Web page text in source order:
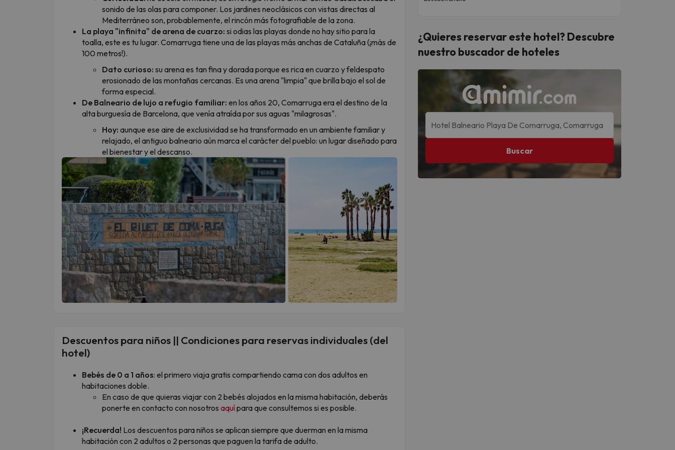
sonido de las olas para componer. Los jardines neoclásicos con vistas directas al
Mediterráneo son, probablemente, el rincón más fotografiable de la zona.
La playa "infinita" de arena de cuarzo: si odias las playas donde no hay sitio para la
toalla, este es tu lugar. Comarruga tiene una de las playas más anchas de Cataluña (¡más de
100 metros!).
Dato curioso: su arena es tan fina y dorada porque es rica en cuarzo y feldespato
erosionado de las montañas cercanas. Es una arena "limpia" que brilla bajo el sol de
forma especial.
De Balneario de lujo a refugio familiar: en los años 20, Comarruga era el destino de la
alta burguesía de Barcelona, que venía atraída por sus aguas "milagrosas".
Hoy: aunque ese aire de exclusividad se ha transformado en un ambiente familiar y
relajado, el antiguo balneario aún marca el carácter del pueblo: un lugar diseñado para
el bienestar y el descanso.
Descuentos para niños || Condiciones para reservas individuales (del
hotel)
Bebés de 0 a 1 años: el primero viaja gratis compartiendo cama con dos adultos en
habitaciones doble.
En caso de que quieras viajar con 2 bebés alojados en la misma habitación, deberás
ponerte en contacto con nosotros aquípara que consultemos si es posible.
¡Recuerda! Los descuentos para niños se aplican siempre que duerman en la misma
habitación con 2 adultos o 2 personas que paguen la tarifa de adulto.
¿Quieres reservar este hotel? Descubre
nuestro buscador de hoteles
Buscar